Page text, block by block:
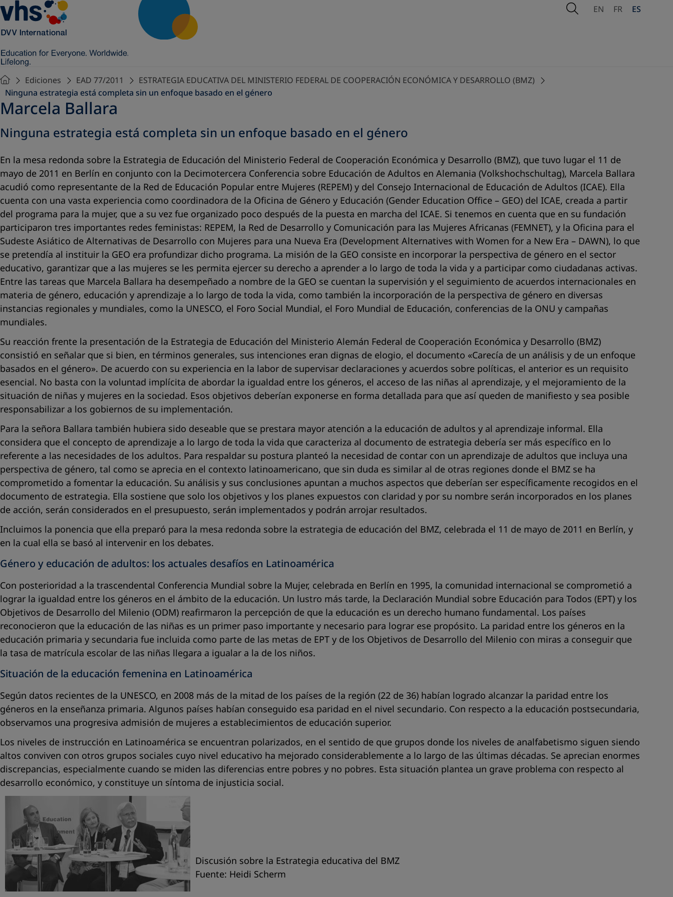
Open Search
EN FR ES
Ediciones EAD 77/2011 ESTRATEGIA EDUCATIVA DEL MINISTERIO FEDERAL DE COOPERACIÓN ECONÓMICA Y DESARROLLO (BMZ)
Ninguna estrategia está completa sin un enfoque basado en el género
Marcela Ballara
Ninguna estrategia está completa sin un enfoque basado en el género
En la mesa redonda sobre la Estrategia de Educación del Ministerio Federal de Cooperación Económica y Desarrollo (BMZ), que tuvo lugar el 11 de
mayo de 2011 en Berlín en conjunto con la Decimotercera Conferencia sobre Educación de Adultos en Alemania (Volkshochschultag), Marcela Ballara
acudió como representante de la Red de Educación Popular entre Mujeres (REPEM) y del Consejo Internacional de Educación de Adultos (ICAE). Ella
cuenta con una vasta experiencia como coordinadora de la Oficina de Género y Educación (Gender Education Office– GEO) del ICAE, creada a partir
del programa para la mujer, que a su vez fue organizado poco después de la puesta en marcha del ICAE. Si tenemos en cuenta que en su fundación
participaron tres importantes redes feministas: REPEM, la Red de Desarrollo y Comunicación para las Mujeres Africanas (FEMNET), y la Oficina para el
Sudeste Asiático de Alternativas de Desarrollo con Mujeres para una Nueva Era (Development Alternatives with Women for a New Era – DAWN), lo que
se pretendía al instituir la GEO era profundizar dicho programa. La misión de la GEO consiste en incorporar la perspectiva de género en el sector
educativo, garantizar que a las mujeres se les permita ejercer su derecho a aprender a lo largo de toda la vida y a participar como ciudadanas activas.
Entre las tareas que Marcela Ballara ha desempeñado a nombre de la GEO se cuentan la supervisión y el seguimiento de acuerdos internacionales en
materia de género, educación y aprendizaje a lo largo de toda la vida, como también la incorporación de la perspectiva de género en diversas
instancias regionales y mundiales, como la UNESCO, el Foro Social Mundial, el Foro Mundial de Educación, conferencias de la ONU y campañas
mundiales.
Su reacción frente la presentación de la Estrategia de Educación del Ministerio Alemán Federal de Cooperación Económica y Desarrollo (BMZ)
consistió en señalar que si bien, en términos generales, sus intenciones eran dignas de elogio, el documento «Carecía de un análisis y de un enfoque
basados en el género». De acuerdo con su experiencia en la labor de supervisar declaraciones y acuerdos sobre políticas, el anterior es un requisito
esencial. No basta con la voluntad implícita de abordar la igualdad entre los géneros, el acceso de las niñas al aprendizaje, y el mejoramiento de la
situación de niñas y mujeres en la sociedad. Esos objetivos deberían exponerse en forma detallada para que así queden de manifiesto y sea posible
responsabilizar a los gobiernos de su implementación.
Para la señora Ballara también hubiera sido deseable que se prestara mayor atención a la educación de adultos y al aprendizaje informal. Ella
considera que el concepto de aprendizaje a lo largo de toda la vida que caracteriza al documento de estrategia debería ser más específico en lo
referente a las necesidades de los adultos. Para respaldar su postura planteó la necesidad de contar con un aprendizaje de adultos que incluya una
perspectiva de género, tal como se aprecia en el contexto latinoamericano, que sin duda es similar al de otras regiones donde el BMZ se ha
comprometido a fomentar la educación. Su análisis y sus conclusiones apuntan a muchos aspectos que deberían ser específicamente recogidos en el
documento de estrategia. Ella sostiene que solo los objetivos y los planes expuestos con claridad y por su nombre serán incorporados en los planes
de acción, serán considerados en el presupuesto, serán implementados y podrán arrojar resultados.
Incluimos la ponencia que ella preparó para la mesa redonda sobre la estrategia de educación del BMZ, celebrada el 11 de mayo de 2011 en Berlín, y
en la cual ella se basó al intervenir en los debates.
Género y educación de adultos: los actuales desafíos en Latinoamérica
Con posterioridad a la trascendental Conferencia Mundial sobre la Mujer, celebrada en Berlín en 1995, la comunidad internacional se comprometió a
lograr la igualdad entre los géneros en el ámbito de la educación. Un lustro más tarde, la Declaración Mundial sobre Educación para Todos (EPT) y los
Objetivos de Desarrollo del Milenio (ODM) reafirmaron la percepción de que la educación es un derecho humano fundamental. Los países
reconocieron que la educación de las niñas es un primer paso importante y necesario para lograr ese propósito. La paridad entre los géneros en la
educación primaria y secundaria fue incluida como parte de las metas de EPT y de los Objetivos de Desarrollo del Milenio con miras a conseguir que
la tasa de matrícula escolar de las niñas llegara a igualar a la de los niños.
Situación de la educación femenina en Latinoamérica
Según datos recientes de la UNESCO, en 2008 más de la mitad de los países de la región (22 de 36) habían logrado alcanzar la paridad entre los
géneros en la enseñanza primaria. Algunos países habían conseguido esa paridad en el nivel secundario. Con respecto a la educación postsecundaria,
observamos una progresiva admisión de mujeres a establecimientos de educación superior.
Los niveles de instrucción en Latinoamérica se encuentran polarizados, en el sentido de que grupos donde los niveles de analfabetismo siguen siendo
altos conviven con otros grupos sociales cuyo nivel educativo ha mejorado considerablemente a lo largo de las últimas décadas. Se aprecian enormes
discrepancias, especialmente cuando se miden las diferencias entre pobres y no pobres. Esta situación plantea un grave problema con respecto al
desarrollo económico, y constituye un síntoma de injusticia social.
Discusión sobre la Estrategia educativa del BMZ
Fuente: Heidi Scherm